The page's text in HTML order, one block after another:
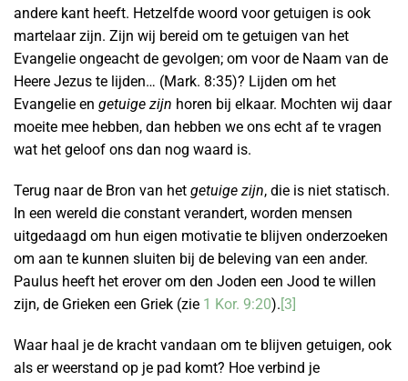
andere kant heeft. Hetzelfde woord voor getuigen is ook
martelaar zijn. Zijn wij bereid om te getuigen van het
Evangelie ongeacht de gevolgen; om voor de Naam van de
Heere Jezus te lijden… (Mark. 8:35)? Lijden om het
Evangelie en getuige zijn horen bij elkaar. Mochten wij daar
moeite mee hebben, dan hebben we ons echt af te vragen
wat het geloof ons dan nog waard is.
Terug naar de Bron van het getuige zijn, die is niet statisch.
In een wereld die constant verandert, worden mensen
uitgedaagd om hun eigen motivatie te blijven onderzoeken
om aan te kunnen sluiten bij de beleving van een ander.
Paulus heeft het erover om den Joden een Jood te willen
zijn, de Grieken een Griek (zie 1 Kor. 9:20).[3]
Waar haal je de kracht vandaan om te blijven getuigen, ook
als er weerstand op je pad komt? Hoe verbind je